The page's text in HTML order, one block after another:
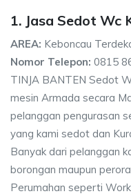
1. Jasa Sedot Wc
AREA: Keboncau
Nomor Telepon: 0815
TINJA BANTEN Sedot
mesin Armada secara
pelanggan pengurasan
yang kami sedot dan
Banyak dari pelanggan
borongan maupun
Perumahan seperti